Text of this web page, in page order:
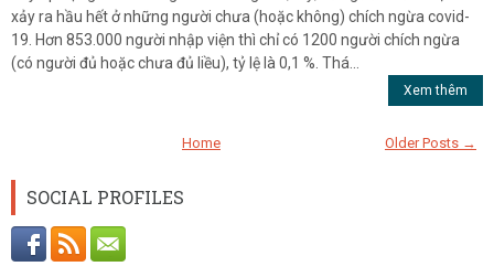
xảy ra hầu hết ở những người chưa (hoặc không) chích ngừa covid-
19. Hơn 853.000 người nhập viện thì chỉ có 1200 người chích ngừa
(có người đủ hoặc chưa đủ liều), tỷ lệ là 0,1 %. Thá...
Xem thêm
Older Posts →
Home
SOCIAL PROFILES